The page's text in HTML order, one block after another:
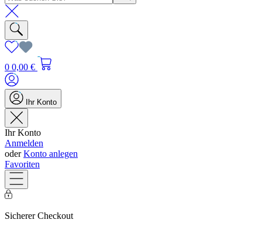
0 0,00 €
Ihr Konto
Ihr Konto
Anmelden
oderKonto anlegen
Favoriten
Sicherer Checkout